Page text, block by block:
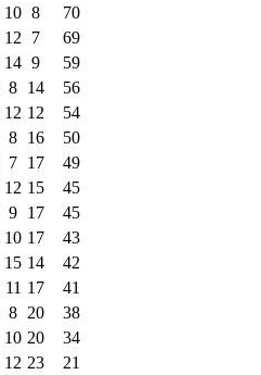
10 8
70
12 7
69
14 9
59
8 14
56
12 12
54
8 16
50
7 17
49
12 15
45
9 17
45
10 17
43
15 14
42
11 17
41
8 20
38
10 20
34
12 23
21